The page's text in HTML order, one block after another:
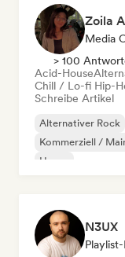
Zoila
Media
> 100
Acid-House
Chill / Lo-fi Hip-
Schreibe Artikel
Alternativer Rock
Kommerziell /
House
N3UX